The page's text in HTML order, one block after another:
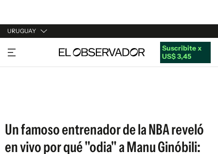
URUGUAY
URUGUAY
ARGENTINA
Suscribite x
US$ 3,45
Un famoso entrenador de la NBA reveló
en vivo por qué "odia" a Manu Ginóbili: